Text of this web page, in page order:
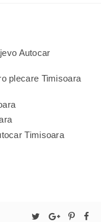
Autocar
plecare Timisoara
Timisoara